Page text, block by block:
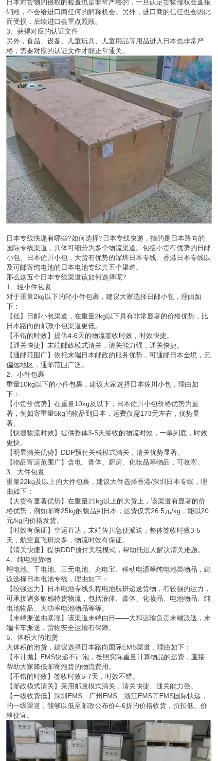
日本对货物的侵权的检查也是非常严格的，一旦认定货物侵权会直接
销毁，不会给进口商任何的解释机会。另外，进口商的信任也会因此
而受损，后续进口会重点照顾。
3、获得对应的认证文件
另外，食品、设备、儿童玩具、儿童用品等用品进入日本也非常严
格，需要对应的认证文件才能正常通关。
日本专线快递有哪些?如何选择?日本专线快递，指的是日本路向的
国际专线渠道，具体可细分为多个物流渠道。包括小货有优势的日邮
小包、日本佐川小包，大货有优势的深圳日本专线、香港日本专线以
及可邮寄纯电池的日本电池专线共五个渠道。
那么这五个日本专线渠道该如何选择呢?
1、轻小件包裹
对于重量2kg以下的轻小件包裹，建议大家选择日邮小包，理由如
下：
【低】日邮小包渠道，在重量2kg以下具有非常显著的价格优势，比
日本路向的邮政小包渠道更低。
【不错的时效】提供4-6天的物流签收时效，时效快捷。
【通关快捷】末端邮政模式清关，清关能力强，通关快捷。
【通邮范围广】依托末端日本邮政的服务优势，可通邮日本全境，无
偏远地区，通邮范围广泛。
2、小件包裹
重量10kg以下的小件包裹，建议大家选择日本佐川小包，理由如
下：
【小货价优势】在重量10kg及以下，日本佐川小包价格优势为显
著，例如寄重量5kg的物品到日本，运费仅需173元左右，优势显
著。
【快捷物流时效】提供整体3-5天签收的物流时效，一单到底，时效
更快。
【明显清关优势】DDP预付关税模式清关，清关优势显著。
【物品寄运范围广】含电、膏体、厨房、化妆品等物品，可收寄。
3、大件包裹
重量22kg及以上的大件包裹，建议大件选择香港/深圳日本专线，理
由如下：
【大货有显著优势】在重量21kg以上的大货上，该渠道有显著的价
格优势，例如邮寄25kg的物品到日本，运费仅需26.5元/kg，能以20
元/kg的价格发货。
【时效有保证】空运直达，末端佐川急便派送，整体签收时效3-5
天，航空直飞班次多，物流时效有保证。
【清关快捷】提供DDP预付关税模式，帮助托运人解决清关难题。
4、纯电池货物
锂电池、干电池、三元电池、充电宝、移动电源等纯电池类物品，建
议选择日本电池专线，理由如下：
【较强运力】日本电池专线头程电池航班递送货物，有较强的运力，
可承接诸多敏感特货物流，包括液体、膏体、化妆品、电池物品、纯
电池物品、大功率电池物品等等。
【末端派送由暴涨】该渠道末端由日——大和运输负责末端派送，末
端卡车派送，货物安全运输有保障。
5、体积大的泡货
大体积的泡货，建议选择日本路向国际EMS渠道，理由如下：
【不计抛】EMS快递不计泡，按照实际重量计算物品的运费，直接
帮助大家降低邮寄泡货的物流费用。
【不错的时效】签收时效5-7天，时效不错。
【邮政模式清关】采用邮政模式清关，清关快捷、通关能力强。
【一级收费低】深圳EMS、广州EMS、浙江EMS等EMS国际快递，
的一级渠道，能够以低至邮政公布价4-6折的价格收货，折扣低、价
格便宜。